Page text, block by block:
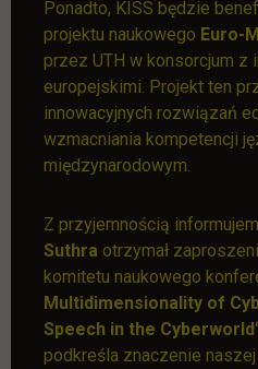
Ponadto, KISS będzie
projektu naukowego Euro-
przez UTH w konsorcjum z
europejskimi. Projekt ten
innowacyjnych rozwiązań
wzmacniania kompetencji
międzynarodowym.
Z przyjemnością
Suthra otrzymał
komitetu naukowego
Multidimensionality of
Speech in the
podkreśla znaczenie